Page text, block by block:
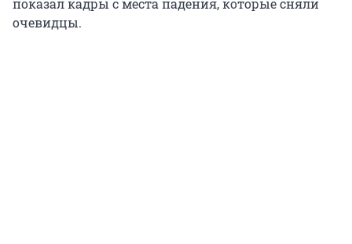
показал кадры с места падения, которые сняли
очевидцы.